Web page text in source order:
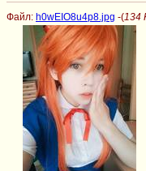
Файл: h0wEIO8u4p8.jpg -(134